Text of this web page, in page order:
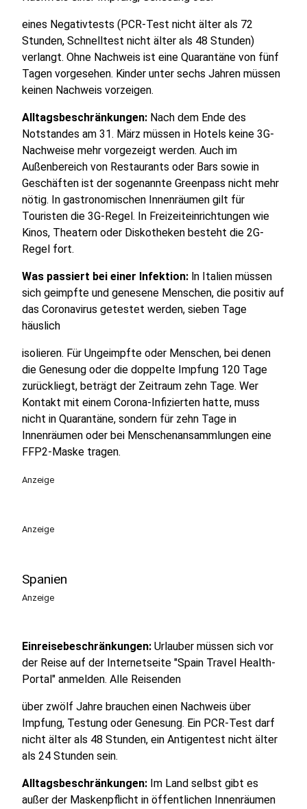
eines Negativtests (PCR-Test nicht älter als 72
Stunden, Schnelltest nicht älter als 48 Stunden)
verlangt. Ohne Nachweis ist eine Quarantäne von fünf
Tagen vorgesehen. Kinder unter sechs Jahren müssen
keinen Nachweis vorzeigen.
Alltagsbeschränkungen: Nach dem Ende des
Notstandes am 31. März müssen in Hotels keine 3G-
Nachweise mehr vorgezeigt werden. Auch im
Außenbereich von Restaurants oder Bars sowie in
Geschäften ist der sogenannte Greenpass nicht mehr
nötig. In gastronomischen Innenräumen gilt für
Touristen die 3G-Regel. In Freizeiteinrichtungen wie
Kinos, Theatern oder Diskotheken besteht die 2G-
Regel fort.
Was passiert bei einer Infektion: ln Italien müssen
sich geimpfte und genesene Menschen, die positiv auf
das Coronavirus getestet werden, sieben Tage
häuslich
isolieren. Für Ungeimpfte oder Menschen, bei denen
die Genesung oder die doppelte Impfung 120 Tage
zurückliegt, beträgt der Zeitraum zehn Tage. Wer
Kontakt mit einem Corona-Infizierten hatte, muss
nicht in Quarantäne, sondern für zehn Tage in
Innenräumen oder bei Menschenansammlungen eine
FFP2-Maske tragen.
Anzeige
Anzeige
Spanien
Anzeige
Einreisebeschränkungen: Urlauber müssen sich vor
der Reise auf der Internetseite "Spain Travel Health-
Portal" anmelden. Alle Reisenden
über zwölf Jahre brauchen einen Nachweis über
Impfung, Testung oder Genesung. Ein PCR-Test darf
nicht älter als 48 Stunden, ein Antigentest nicht älter
als 24 Stunden sein.
Alltagsbeschränkungen: Im Land selbst gibt es
außer der Maskenpflicht in öffentlichen Innenräumen